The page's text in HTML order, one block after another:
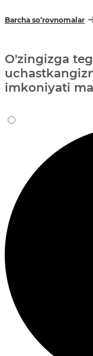
Barcha so‘rovnomalar
O'zingizga
imkoniyati